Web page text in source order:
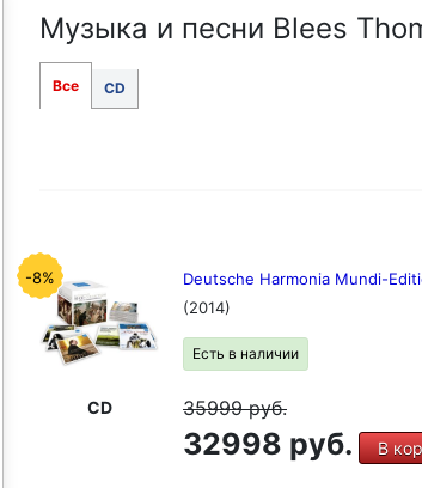
Музыка и песни Blees
Все CD
-8%
CD
Deutsche Harmonia Mundi-
(2014)
Есть в наличии
35999руб.
32998 руб. В